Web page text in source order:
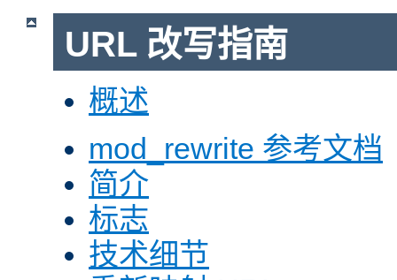
URL 改写指南
概述
mod_rewrite 参考文档
简介
标志
技术细节